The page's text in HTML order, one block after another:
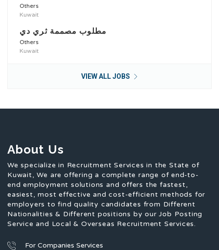
Others
Kuwait
مطلوب مصممة ثري دي
Others
Kuwait
VIEW ALL JOBS
About Us
We specialize in Recruitment Services in the State of
Kuwait, We are offering a complete range of end-to-
end employment solutions and offers the fastest,
easiest, most effective and cost-efficient methods for
employers to find quality candidates from Different
Nationalities & Different positions by our Job Posting
Service and Local & Overseas Recruitment Services.
For Companies Services